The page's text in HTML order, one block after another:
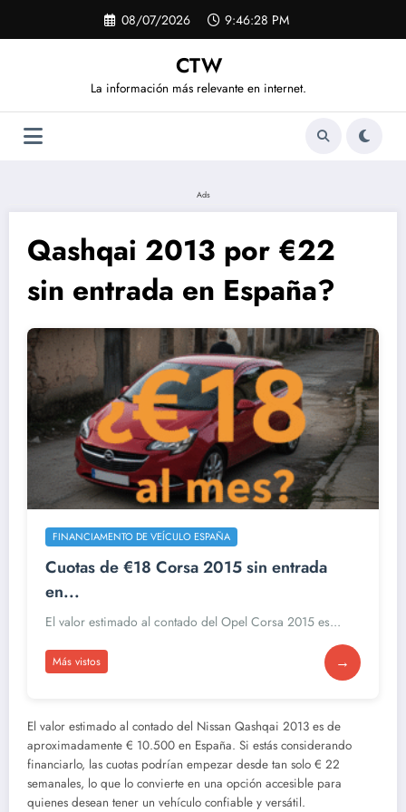
contenido
08/07/2026 9:46:28 PM
CTW
La información más relevante en internet.
Ads
Qashqai 2013 por €22
sin entrada en España?
FINANCIAMENTO DE VEÍCULO ESPAÑA
Cuotas de €18 Corsa 2015 sin entrada
en...
El valor estimado al contado del Opel Corsa 2015 es...
Más vistos →
El valor estimado al contado del Nissan Qashqai 2013 es de
aproximadamente € 10.500 en España. Si estás considerando
financiarlo, las cuotas podrían empezar desde tan solo € 22
semanales, lo que lo convierte en una opción accesible para
quienes desean tener un vehículo confiable y versátil.